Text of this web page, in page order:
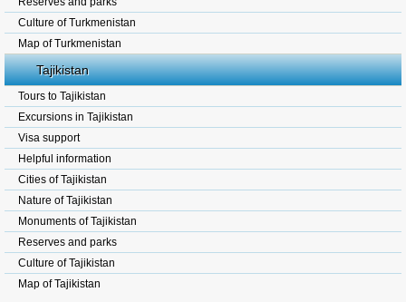
Culture of Turkmenistan
Map of Turkmenistan
Tajikistan
Tours to Tajikistan
Excursions in Tajikistan
Visa support
Helpful information
Cities of Tajikistan
Nature of Tajikistan
Monuments of Tajikistan
Reserves and parks
Culture of Tajikistan
Map of Tajikistan